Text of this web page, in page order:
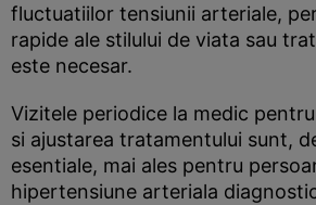
fluctuatiilor tensiunii arteriale,
rapide ale stilului de viata sau
este necesar.
Vizitele periodice la medic
si ajustarea tratamentului sunt,
esentiale, mai ales pentru
hipertensiune arteriala